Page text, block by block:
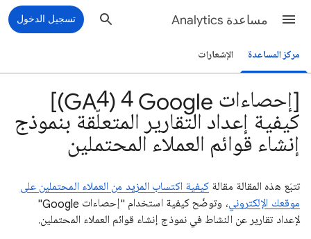
مساعدة Analytics تسجيل الدخول
مركز المساعدة الإشعارات
[إحصاءات Google‏ 4 (GA4)]
كيفية إعداد التقارير المتعلّقة بنموذج
إنشاء قوائم العملاء المحتملين
تتبَع هذه المقالة مقالة كيفية اكتساب المزيد من العملاء المحتملين على
موقعك الإلكتروني
، وتوضّح كيفية استخدام "إحصاءات Google"
لإعداد تقارير عن النشاط في نموذج إنشاء قوائم العملاء المحتملين.